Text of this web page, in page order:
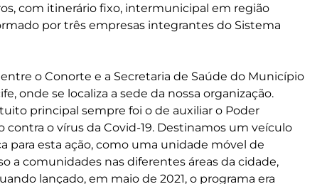
com itinerário fixo, intermunicipal em região
por três empresas integrantes do Sistema
o Conorte e a Secretaria de Saúde do Município
onde se localiza a sede da nossa organização.
principal sempre foi o de auxiliar o Poder
o vírus da Covid-19. Destinamos um veículo
para esta ação, como uma unidade móvel de
a comunidades nas diferentes áreas da cidade,
lançado, em maio de 2021, o programa era